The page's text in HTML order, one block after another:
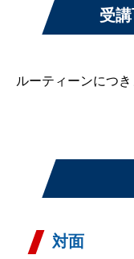
受
ルーティーンにつ
対面